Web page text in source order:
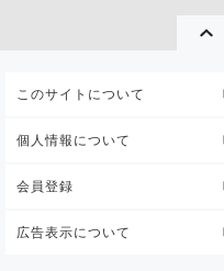
このサイトについて
個人情報について
会員登録
広告表示について